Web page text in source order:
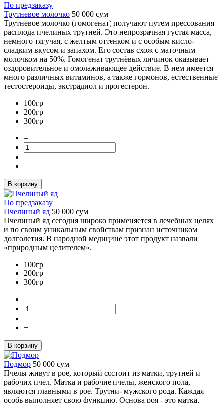
По предзаказу
Трутневое молочко 50 000 сум
Трутневое молочко (гомогенат) получают путем прессования
расплода пчелиных трутней. Это непрозрачная густая масса,
немного тягучая, с желтым оттенком и с особым кисло-
сладким вкусом и запахом. Его состав схож с маточным
молочком на 50%. Гомогенат трутнёвых личинок оказывает
оздоровительное и омолаживающее действие. В нем имеется
много различных витаминов, а также гормонов, естественные
тестостероиды, экстрадиол и прогестерон.
100гр
200гр
300гр
–
+
В корзину
По предзаказу
Пчелиный яд 50 000 сум
Пчелиный яд сегодня широко применяется в лечебных целях
и по своим уникальным свойствам признан источником
долголетия. В народной медицине этот продукт назвали
«природным целителем».
100гр
200гр
300гр
–
+
В корзину
Подмор 50 000 сум
Пчелы живут в рое, который состоит из матки, трутней и
рабочих пчел. Матка и рабочие пчелы, женского пола,
являются главными в рое. Трутни- мужского рода. Каждая
особь выполняет свою функцию. Основа роя - это матка,